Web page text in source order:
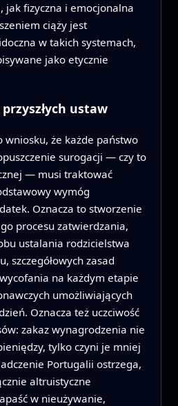
jak fizyczna i emocjonalna
ciąży jest
w takich systemach,
jako etycznie
ustaw
wniosku, że każde państwo
surogacji — czy to
— musi traktować
wymóg
Oznacza to stworzenie
procesu zatwierdzania,
ustalania rodzicielstwa
szczegółowych zasad
na każdym etapie
umożliwiających
Oznacza też uczciwość
zakaz wynagrodzenia nie
tylko czyni je mniej
Portugalii ostrzega,
altruistyczne
w nieużywanie,